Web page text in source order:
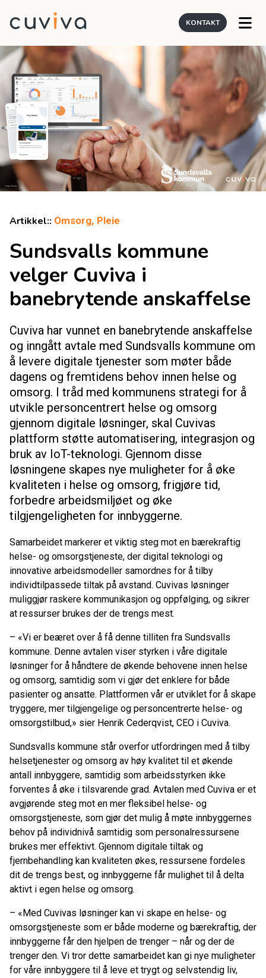
KONTAKT
Artikkel:: Omsorg, Pleie
Sundsvalls kommune
velger Cuviva i
banebrytende anskaffelse
Cuviva har vunnet en banebrytende anskaffelse
og inngått avtale med Sundsvalls kommune om
å levere digitale tjenester som møter både
dagens og fremtidens behov innen helse og
omsorg. I tråd med kommunens strategi for å
utvikle personcentrert helse og omsorg
gjennom digitale løsninger, skal Cuvivas
plattform støtte automatisering, integrasjon og
bruk av IoT-teknologi. Gjennom disse
løsningene skapes nye muligheter for å øke
kvaliteten i helse og omsorg, frigjøre tid,
forbedre arbeidsmiljøet og øke
tilgjengeligheten for innbyggerne.
Samarbeidet markerer et viktig steg mot en bærekraftig
helse- og omsorgstjeneste, der digital teknologi og
innovative arbeidsmodeller samordnes for å tilby
individtilpassede tiltak på avstand. Cuvivas løsninger
muliggjør raskere kommunikasjon og oppfølging, og sikrer
at ressurser brukes der de trengs mest.
– «Vi er beæret over å få denne tilliten fra Sundsvalls
kommune. Denne avtalen viser styrken i våre digitale
løsninger for å håndtere de økende behovene innen helse
og omsorg, samtidig som vi gjør det enklere for både
pasienter og ansatte. Plattformen vår er utviklet for å skape
tryggere, mer tilgjengelige og personcentrerte helse- og
omsorgstilbud,» sier Henrik Cederqvist, CEO i Cuviva.
Sundsvalls kommune står overfor utfordringen med å tilby
helsetjenester og omsorg av høy kvalitet til et økende
antall innbyggere, samtidig som arbeidsstyrken ikke
forventes å øke i tilsvarende grad. Avtalen med Cuviva er et
avgjørende steg mot en mer fleksibel helse- og
omsorgstjeneste, som gjør det mulig å møte innbyggernes
behov på individnivå samtidig som personalressursene
brukes mer effektivt. Gjennom digitale tiltak og
fjernbehandling kan kvaliteten økes, ressursene fordeles
dit de trengs best, og innbyggerne får mulighet til å delta
aktivt i egen helse og omsorg.
– «Med Cuvivas løsninger kan vi skape en helse- og
omsorgstjeneste som er både moderne og bærekraftig, der
innbyggerne får den hjelpen de trenger – når og der de
trenger den. Vi tror dette samarbeidet kan gi nye muligheter
for våre innbyggere til å leve et trygt og selvstendig liv,